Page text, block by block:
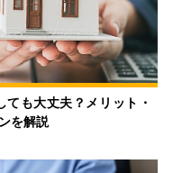
も大丈夫？メリット・
を解説